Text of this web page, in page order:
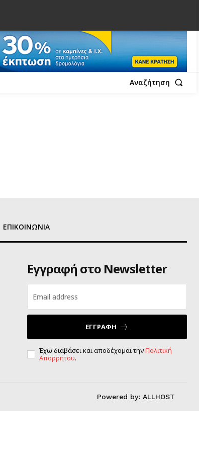
Αναζήτηση
ΕΠΙΚΟΙΝΩΝΙΑ
Εγγραφή στο Newsletter
ΕΓΓΡΑΦΗ
Έχω διαβάσει και αποδέχομαι τηνΠολιτική
Απορρήτου.
Powered by: ALLHOST